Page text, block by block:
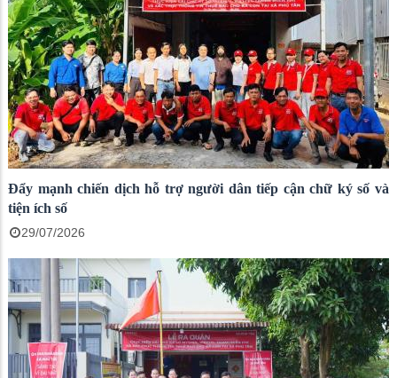
Đẩy mạnh chiến dịch hỗ trợ người dân tiếp cận chữ ký số và
tiện ích số
29/07/2026